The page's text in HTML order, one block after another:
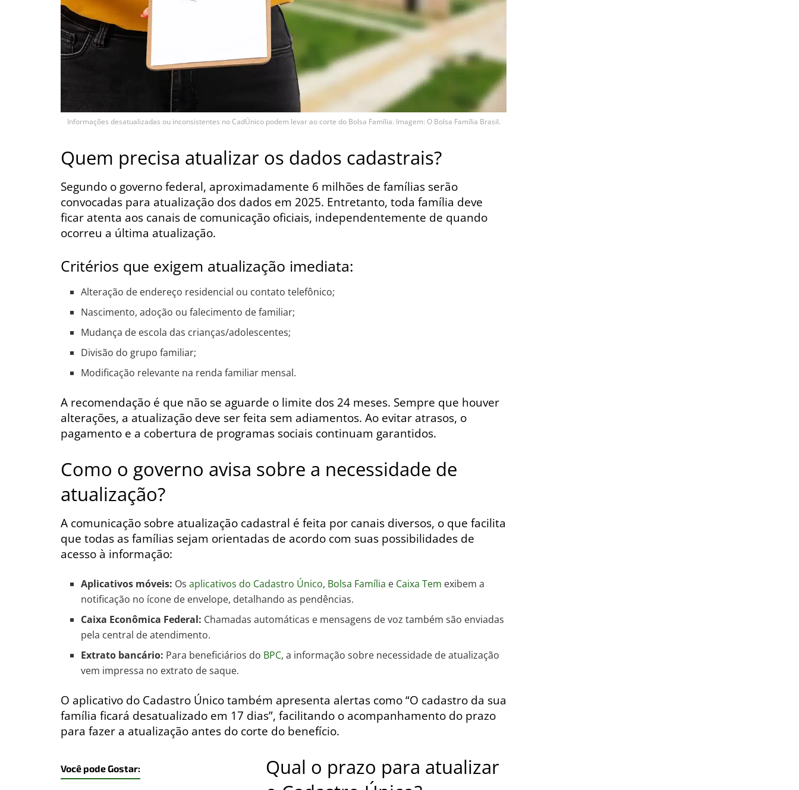
Informações desatualizadas ou inconsistentes no CadÚnico podem levar ao corte do Bolsa Família. Imagem: O Bolsa Família Brasil.
Quem precisa atualizar os dados cadastrais?
Segundo o governo federal, aproximadamente 6 milhões de famílias serão
convocadas para atualização dos dados em 2025. Entretanto, toda família deve
ficar atenta aos canais de comunicação oficiais, independentemente de quando
ocorreu a última atualização.
Critérios que exigem atualização imediata:
Alteração de endereço residencial ou contato telefônico;
Nascimento, adoção ou falecimento de familiar;
Mudança de escola das crianças/adolescentes;
Divisão do grupo familiar;
Modificação relevante na renda familiar mensal.
A recomendação é que não se aguarde o limite dos 24 meses. Sempre que houver
alterações, a atualização deve ser feita sem adiamentos. Ao evitar atrasos, o
pagamento e a cobertura de programas sociais continuam garantidos.
Como o governo avisa sobre a necessidade de
atualização?
A comunicação sobre atualização cadastral é feita por canais diversos, o que facilita
que todas as famílias sejam orientadas de acordo com suas possibilidades de
acesso à informação:
Aplicativos móveis: Osaplicativos do Cadastro Único, Bolsa Família e Caixa Tem exibem a
notificação no ícone de envelope, detalhando as pendências.
Caixa Econômica Federal: Chamadas automáticas e mensagens de voz também são enviadas
pela central de atendimento.
Extrato bancário: Para beneficiários do BPC, a informação sobre necessidade de atualização
vem impressa no extrato de saque.
O aplicativo do Cadastro Único também apresenta alertas como “O cadastro da sua
família ficará desatualizado em 17 dias”, facilitando o acompanhamento do prazo
para fazer a atualização antes do corte do benefício.
Você pode Gostar:
Qual o prazo para atualizar